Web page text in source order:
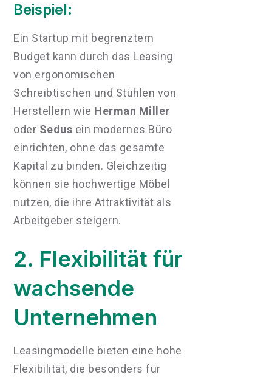
Beispiel:
Ein Startup mit begrenztem
Budget kann durch das Leasing
von ergonomischen
Schreibtischen und Stühlen von
Herstellern wie Herman Miller
oder Sedus ein modernes Büro
einrichten, ohne das gesamte
Kapital zu binden. Gleichzeitig
können sie hochwertige Möbel
nutzen, die ihre Attraktivität als
Arbeitgeber steigern.
2. Flexibilität für
wachsende
Unternehmen
Leasingmodelle bieten eine hohe
Flexibilität, die besonders für